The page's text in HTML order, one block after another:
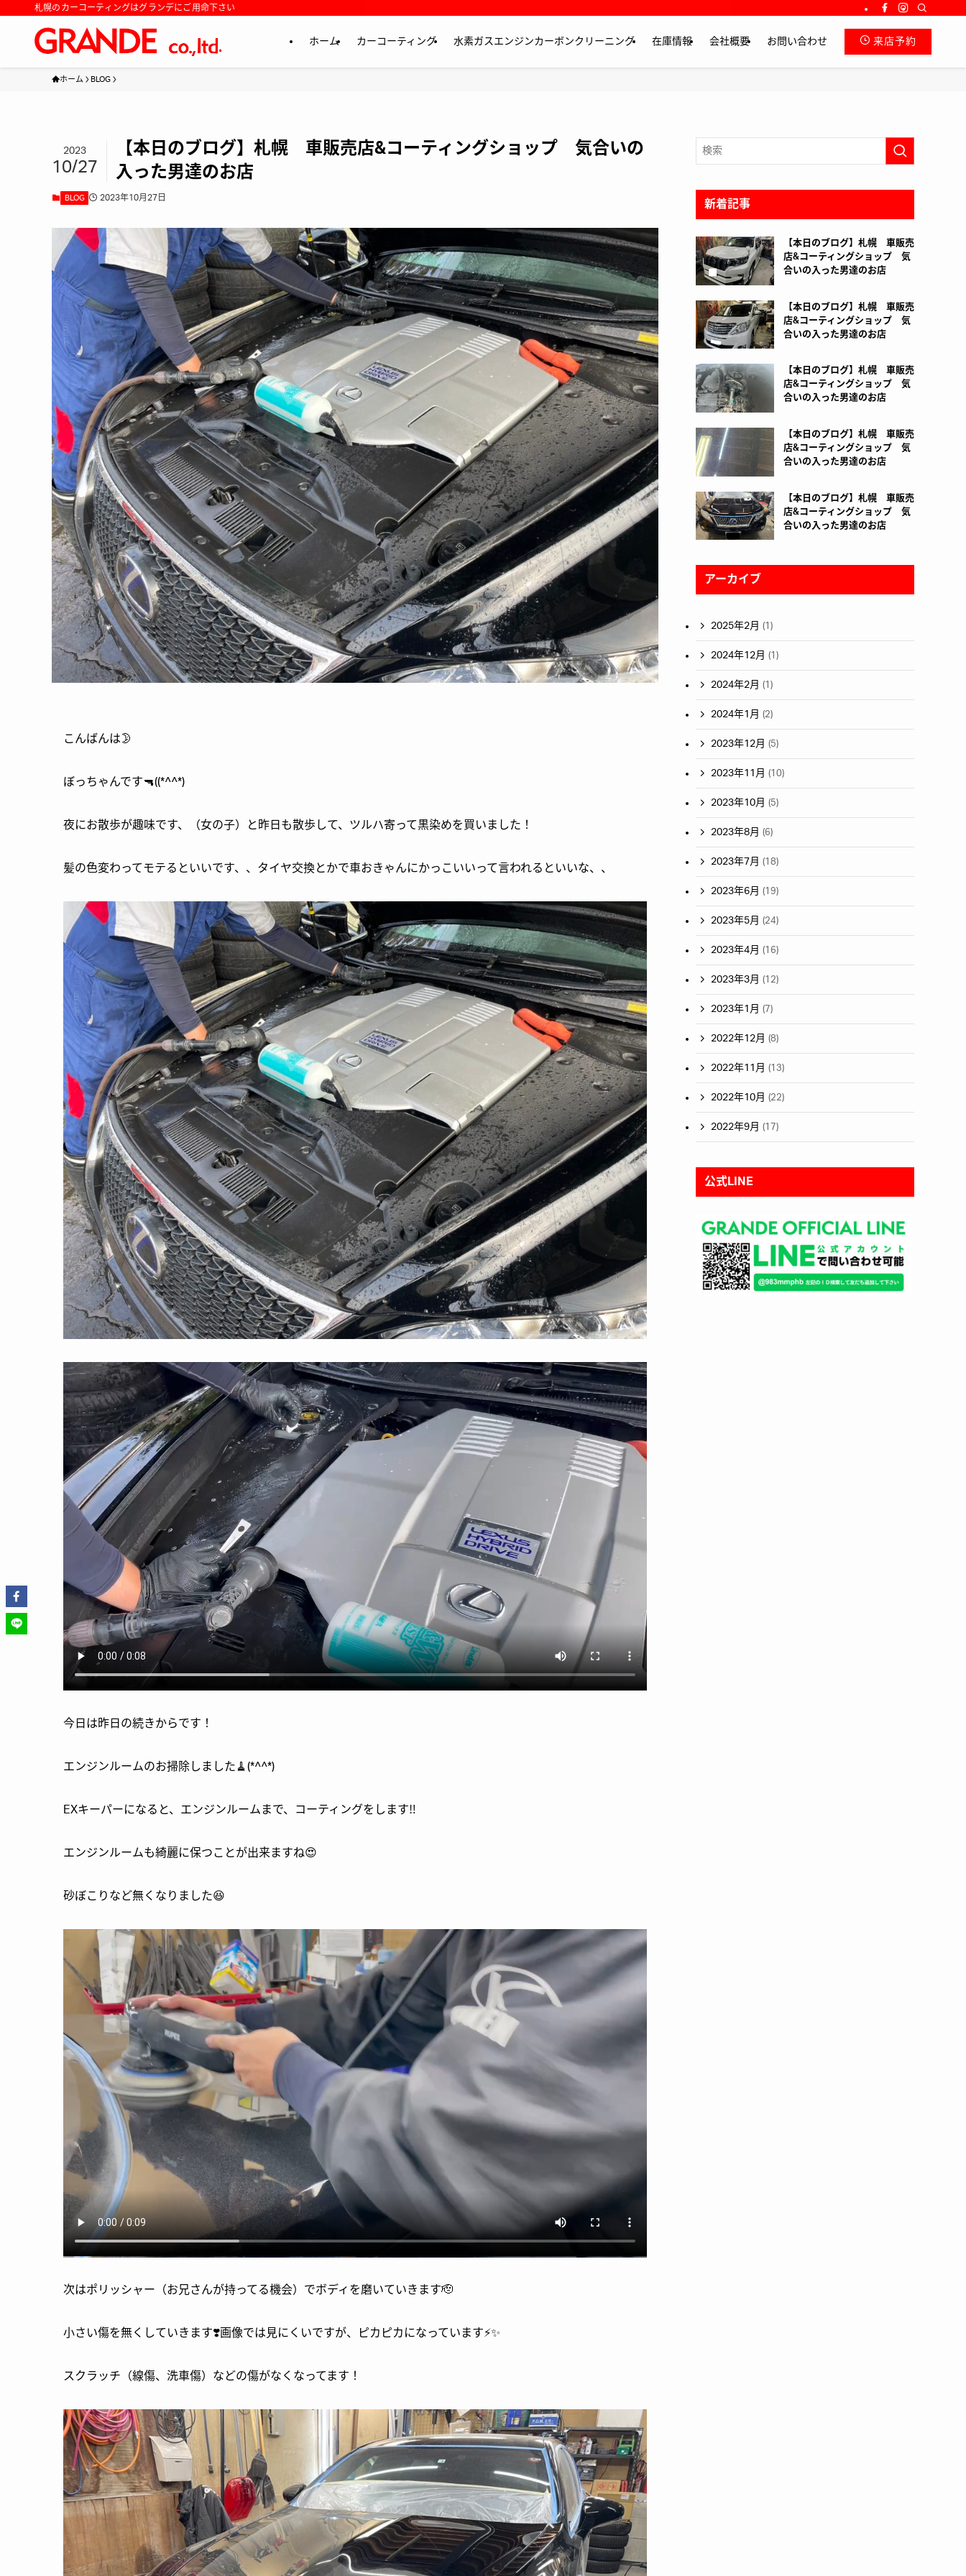
札幌のカーコーティングはグランデにご用命下さい
ホーム カーコーティング 水素ガスエンジンカーボンクリーニング 在庫情報 会社概要 お問い合わせ 来店予約
ホーム BLOG
【本日のブログ】札幌 車販売店&コーティングショップ 気合いの
入った男達のお店
2023
10/27
BLOG 2023年10月27日
こんばんは🌛
ぼっちゃんです🔫((*^^*)
夜にお散歩が趣味です、（女の子）と昨日も散歩して、ツルハ寄って黒染めを買いました！
髪の色変わってモテるといいです、、タイヤ交換とかで車おきゃんにかっこいいって言われるといいな、、
今日は昨日の続きからです！
エンジンルームのお掃除しました🧹(*^^*)
EXキーパーになると、エンジンルームまで、コーティングをします‼️
エンジンルームも綺麗に保つことが出来ますね😍
砂ぼこりなど無くなりました😆
次はポリッシャー（お兄さんが持ってる機会）でボディを磨いていきます🫡
小さい傷を無くしていきます❣️画像では見にくいですが、ピカピカになっています⚡️✨
スクラッチ（線傷、洗車傷）などの傷がなくなってます！
新着記事
【本日のブログ】札幌 車販売
店&コーティングショップ 気
合いの入った男達のお店
【本日のブログ】札幌 車販売
店&コーティングショップ 気
合いの入った男達のお店
【本日のブログ】札幌 車販売
店&コーティングショップ 気
合いの入った男達のお店
【本日のブログ】札幌 車販売
店&コーティングショップ 気
合いの入った男達のお店
【本日のブログ】札幌 車販売
店&コーティングショップ 気
合いの入った男達のお店
アーカイブ
2025年2月 (1)
2024年12月 (1)
2024年2月 (1)
2024年1月 (2)
2023年12月 (5)
2023年11月 (10)
2023年10月 (5)
2023年8月 (6)
2023年7月 (18)
2023年6月 (19)
2023年5月 (24)
2023年4月 (16)
2023年3月 (12)
2023年1月 (7)
2022年12月 (8)
2022年11月 (13)
2022年10月 (22)
2022年9月 (17)
公式LINE